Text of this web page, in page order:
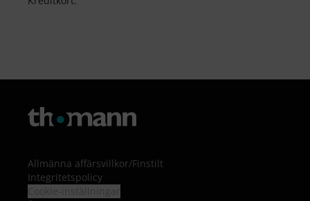
Allmänna affärsvillkor/Finstilt
Integritetspolicy